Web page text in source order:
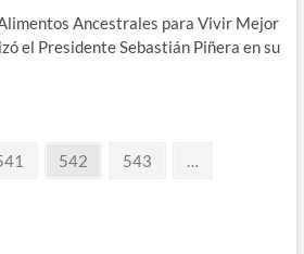
Ancestrales para Vivir Mejor
el Presidente Sebastián Piñera en su
Página
542 Página
543
…